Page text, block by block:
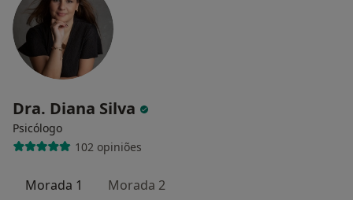
Dra. Diana Silva
Psicólogo
102 opiniões
Morada 1 Morada 2